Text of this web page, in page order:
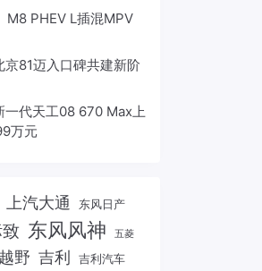
M8 PHEV L插混MPV
81迈入口碑共建新阶
一代天工08 670 Max上
万元
上汽大通 东风日产
东风风神 五菱
野 吉利 吉利汽车